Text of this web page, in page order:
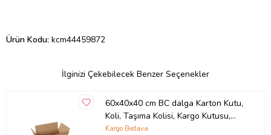
Ürün Kodu: kcm44459872
İlginizi Çekebilecek Benzer Seçenekler
60x40x40 cm BC dalga Karton Kutu,
Koli, Taşıma Kolisi, Kargo Kutusu,
Çeyiz Kolisi, Çeyiz Kutusu 5 Adet
Kargo Bedava